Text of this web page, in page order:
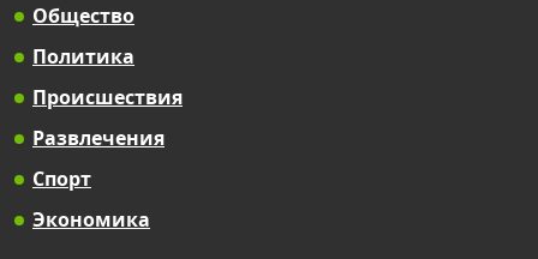
Общество
Политика
Происшествия
Развлечения
Спорт
Экономика